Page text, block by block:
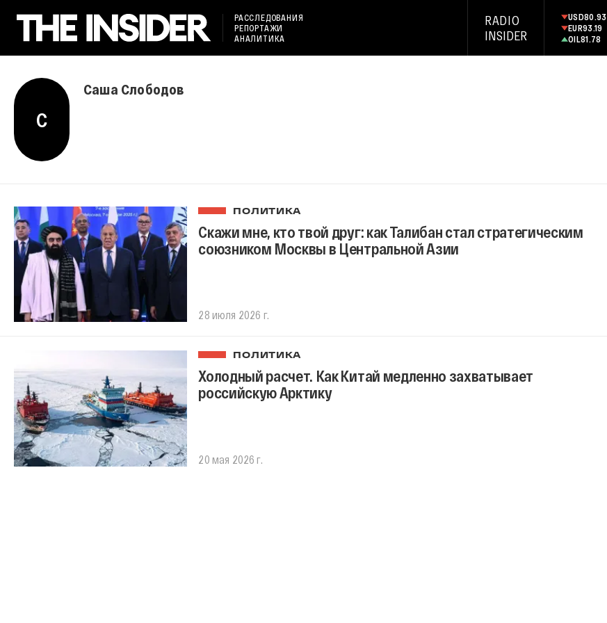
РАССЛЕДОВАНИЯ
РЕПОРТАЖИ
АНАЛИТИКА
RADIO
INSIDER
USD80.93
EUR93.19
OIL81.78
С
Саша Слободов
ПОЛИТИКА
Скажи мне, кто твой друг: как Талибан стал стратегическим
союзником Москвы в Центральной Азии
28 июля 2026 г.
ПОЛИТИКА
Холодный расчет. Как Китай медленно захватывает
российскую Арктику
20 мая 2026 г.